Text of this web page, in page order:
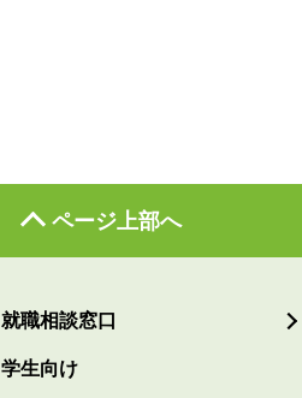
ページ上部へ
就職相談窓口
学生向け